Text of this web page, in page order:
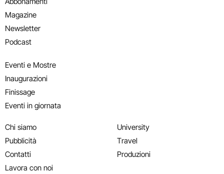
Magazine
Newsletter
Podcast
Eventi e Mostre
Inaugurazioni
Finissage
Eventi in giornata
Chi siamo
Pubblicità
Contatti
Lavora con noi
University
Travel
Produzioni